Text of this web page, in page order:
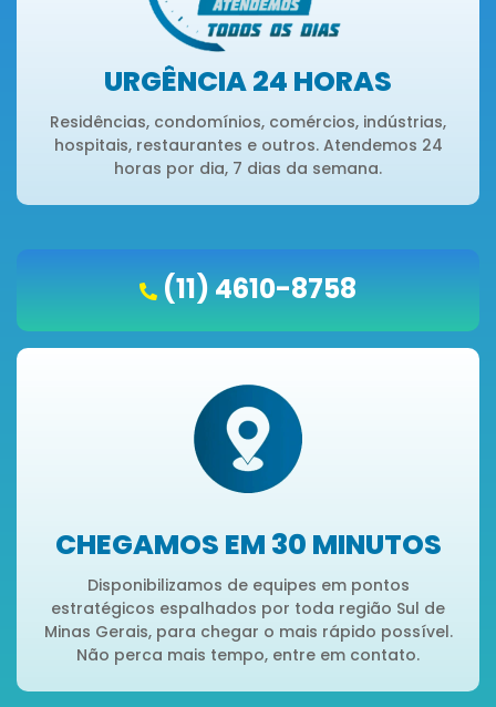
URGÊNCIA 24 HORAS
Residências, condomínios, comércios, indústrias,
hospitais, restaurantes e outros. Atendemos 24
horas por dia, 7 dias da semana.
(11) 4610-8758
CHEGAMOS EM 30 MINUTOS
Disponibilizamos de equipes em pontos
estratégicos espalhados por toda região Sul de
Minas Gerais, para chegar o mais rápido possível.
Não perca mais tempo, entre em contato.